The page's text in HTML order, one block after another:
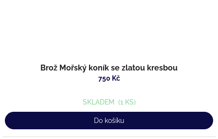
Brož Mořský koník se zlatou kresbou
750 Kč
SKLADEM (1 KS)
Do košíku